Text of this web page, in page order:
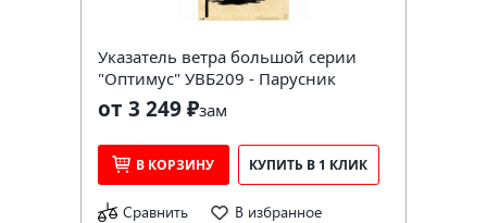
Указатель ветра большой серии
"Оптимус" УВБ209 - Парусник
от 3 249 ₽зам
В КОРЗИНУ КУПИТЬ В 1 КЛИК
Сравнить В избранное